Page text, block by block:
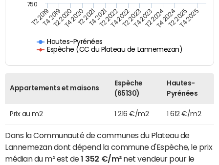
Hautes-Pyrénées
Espèche (CC du Plateau de Lannemezan)
T2 2019T4 2019T2 2020T4 2020T2 2021T4 2021T2 2022T4 2022T2 2023T4 2023T2 2024T4 2024T2 2025T4 2025
750
Appartements et maisons
Espèche
(65130)
Hautes-
Pyrénées
Prix au m2 1 216 €/m2 1 612 €/m2
Dans la Communauté de communes du Plateau de
Lannemezan dont dépend la commune d'Espèche, le prix
médian du m² est de1 352 €/m²net vendeur pour le